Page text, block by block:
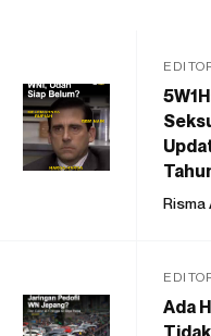
Risma
Ada